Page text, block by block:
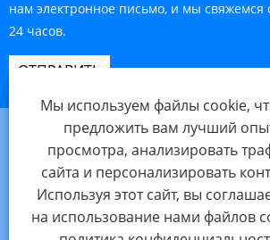
нам электронное письмо, и мы свяжемся
24 часов.
ОТПРАВИТЬ
Sitemap политика
Авторские права © 2023 Guangzhou Yuxiang
Мы используем файлы cookie,
предложить вам лучший
просмотра, анализировать
сайта и персонализировать
Используя этот сайт, вы
на использование нами файлов